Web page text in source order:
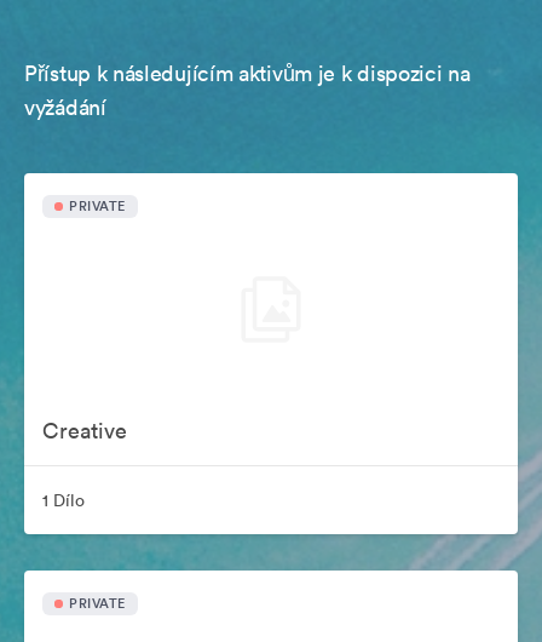
Přístup k následujícím aktivům je k dispozici na
vyžádání
PRIVATE
Creative
1 Dílo
PRIVATE